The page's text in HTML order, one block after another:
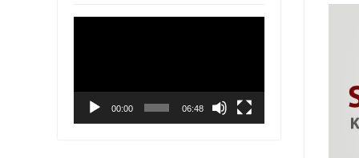
00:00 06:48